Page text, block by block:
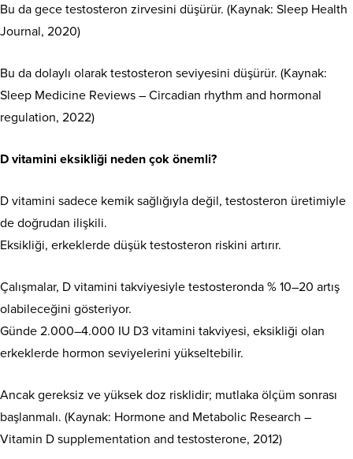
Bu da gece testosteron zirvesini düşürür. (Kaynak: Sleep Health
Journal, 2020)
Bu da dolaylı olarak testosteron seviyesini düşürür. (Kaynak:
Sleep Medicine Reviews – Circadian rhythm and hormonal
regulation, 2022)
D vitamini eksikliği neden çok önemli?
D vitamini sadece kemik sağlığıyla değil, testosteron üretimiyle
de doğrudan ilişkili.
Eksikliği, erkeklerde düşük testosteron riskini artırır.
Çalışmalar, D vitamini takviyesiyle testosteronda % 10–20 artış
olabileceğini gösteriyor.
Günde 2.000–4.000 IU D3 vitamini takviyesi, eksikliği olan
erkeklerde hormon seviyelerini yükseltebilir.
Ancak gereksiz ve yüksek doz risklidir; mutlaka ölçüm sonrası
başlanmalı. (Kaynak: Hormone and Metabolic Research –
Vitamin D supplementation and testosterone, 2012)